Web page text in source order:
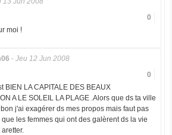
0
moi !
- Jeu 12 Jun 2008
0
BIEN LA CAPITALE DES BEAUX
A LE SOLEIL LA PLAGE .Alors que ds ta ville
j'ai exagérer ds mes propos mais faut pas
les femmes qui ont des galèrent ds la vie